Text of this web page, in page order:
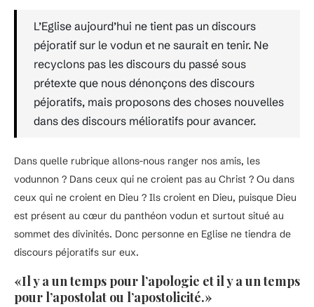
L’Eglise aujourd’hui ne tient pas un discours
péjoratif sur le vodun et ne saurait en tenir. Ne
recyclons pas les discours du passé sous
prétexte que nous dénonçons des discours
péjoratifs, mais proposons des choses nouvelles
dans des discours mélioratifs pour avancer.
Dans quelle rubrique allons-nous ranger nos amis, les
vodunnon ? Dans ceux qui ne croient pas au Christ ? Ou dans
ceux qui ne croient en Dieu ? Ils croient en Dieu, puisque Dieu
est présent au cœur du panthéon vodun et surtout situé au
sommet des divinités. Donc personne en Eglise ne tiendra de
discours péjoratifs sur eux.
«Il y a un temps pour l’apologie et il y a un temps
pour l’apostolat ou l’apostolicité.»